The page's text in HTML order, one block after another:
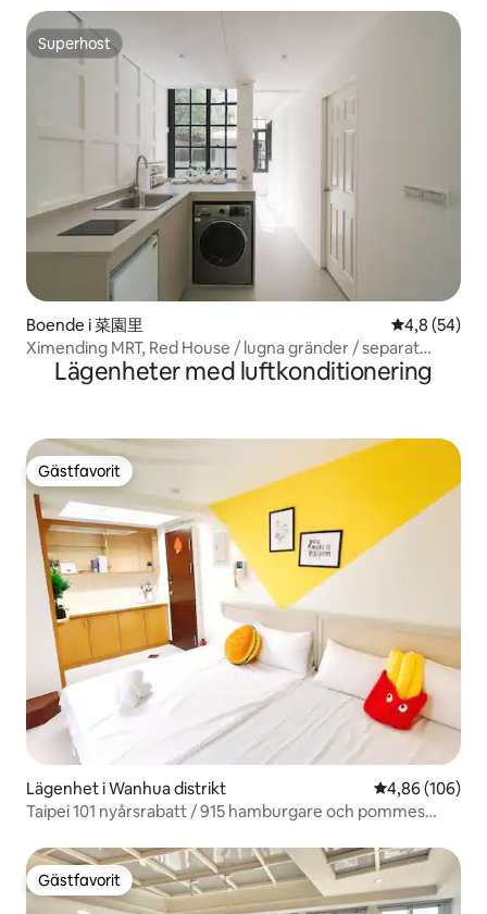
Superhost
Superhost
Boende i 菜園里 4,8 av 5 i
4,8 (54)
Ximending MRT, Red House / lugna gränder / separat
badrum / 3 sovrum 3 sängar ~ bara några steg från
populära attraktioner ~
Lägenheter med luftkonditionering
Gästfavorit
Gästfavorit
Lägenhet i Wanhua distrikt 4,86 av 5 i
4,86 (106)
Taipei 101 nyårsrabatt / 915 hamburgare och pommes
från Ximen Station / Nattmarknad / Hiss / 1-4 personer
Gästfavorit
Gästfavorit